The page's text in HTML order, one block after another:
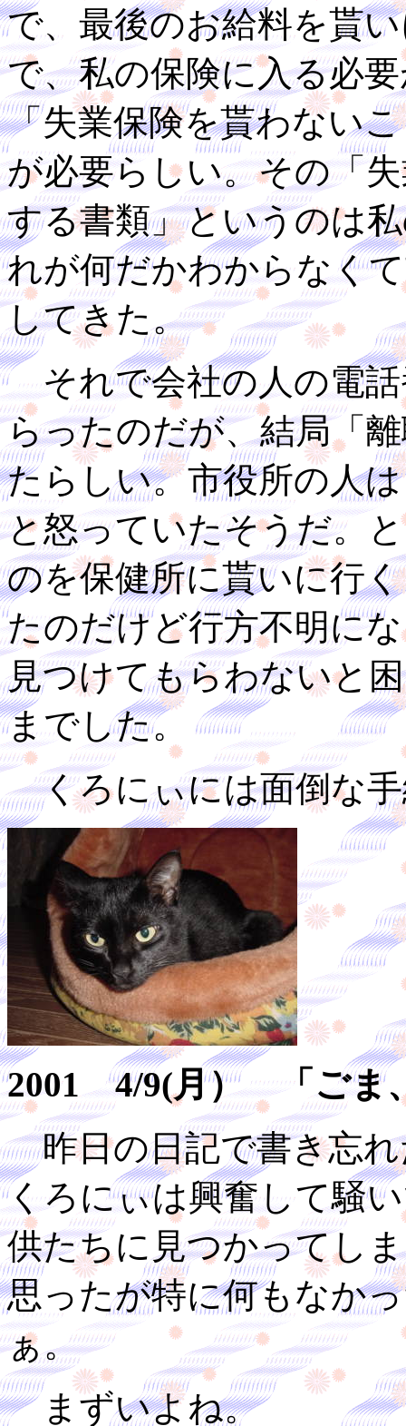
で、最後のお給料を貰
で、私の保険に入る必
「失業保険を貰わない
が必要らしい。その「
する書類」というのは
れが何だかわからなく
してきた。
それで会社の人の電話
らったのだが、結局「
たらしい。市役所の人
と怒っていたそうだ。
のを保健所に貰いに行
たのだけど行方不明に
見つけてもらわないと
までした。
くろにぃには面倒な手
2001 4/9(月） 「ごま
昨日の日記で書き忘れ
くろにぃは興奮して騒
供たちに見つかってし
思ったが特に何もなか
ぁ。
まずいよね。